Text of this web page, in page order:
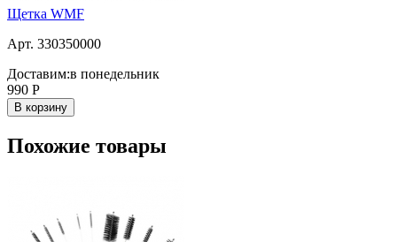
Щетка WMF
Арт. 330350000
Доставим:в понедельник
990 Р
В корзину
Похожие товары